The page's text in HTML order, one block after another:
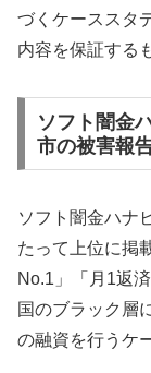
づくケーススタ
内容を保証する
ソフト闇金
市の被害報
ソフト闇金ハナ
たって上位に掲
No.1」「月1返
国のブラック層
の融資を行うケ